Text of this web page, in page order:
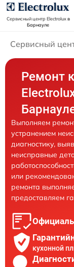
Сервисный центр Electroluxв
Барнауле
Сервисный
Ремонт
Выполняем
устранением
диагностику,
неисправные
или
ремонта
предоставляем
кухонной